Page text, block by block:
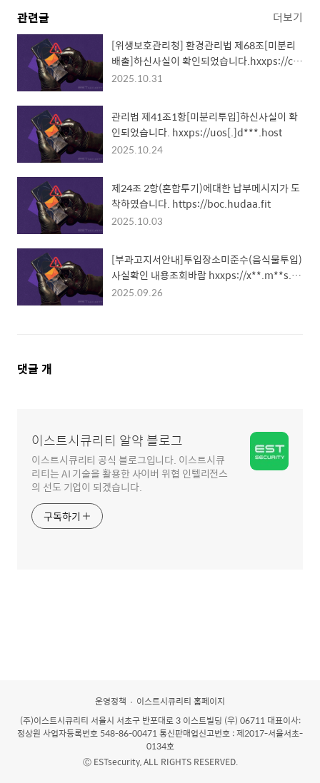
관련글 더보기
[위생보호관리청] 환경관리법 제68조[미분리
배출]하신사실이 확인되었습니다.hxxps://co
x.***d.host
2025.10.31
관리법 제41조1항[미분리투입]하신사실이 확
인되었습니다. hxxps://uos[.]d***.host
2025.10.24
제24조 2항(혼합투기)에대한 납부메시지가 도
착하였습니다. https://boc.hudaa.fit
2025.10.03
[부과고지서안내]투입장소미준수(음식물투입)
사실확인 내용조회바람 hxxps://x**.m**s.h
air
2025.09.26
댓
댓글 개
이스트시큐리티 알약 블로그
이스트시큐리티 공식 블로그입니다. 이스트시큐
리티는 AI 기술을 활용한 사이버 위협 인텔리전스
의 선도 기업이 되겠습니다.
구독하기
운영정책
이스트시큐리티 홈페이지
(주)이스트시큐리티 서울시 서초구 반포대로 3 이스트빌딩 (우) 06711 대표이사:
정상원 사업자등록번호 548-86-00471 통신판매업신고번호 : 제2017-서울서초-
0134호
Ⓒ ESTsecurity, ALL RIGHTS RESERVED.